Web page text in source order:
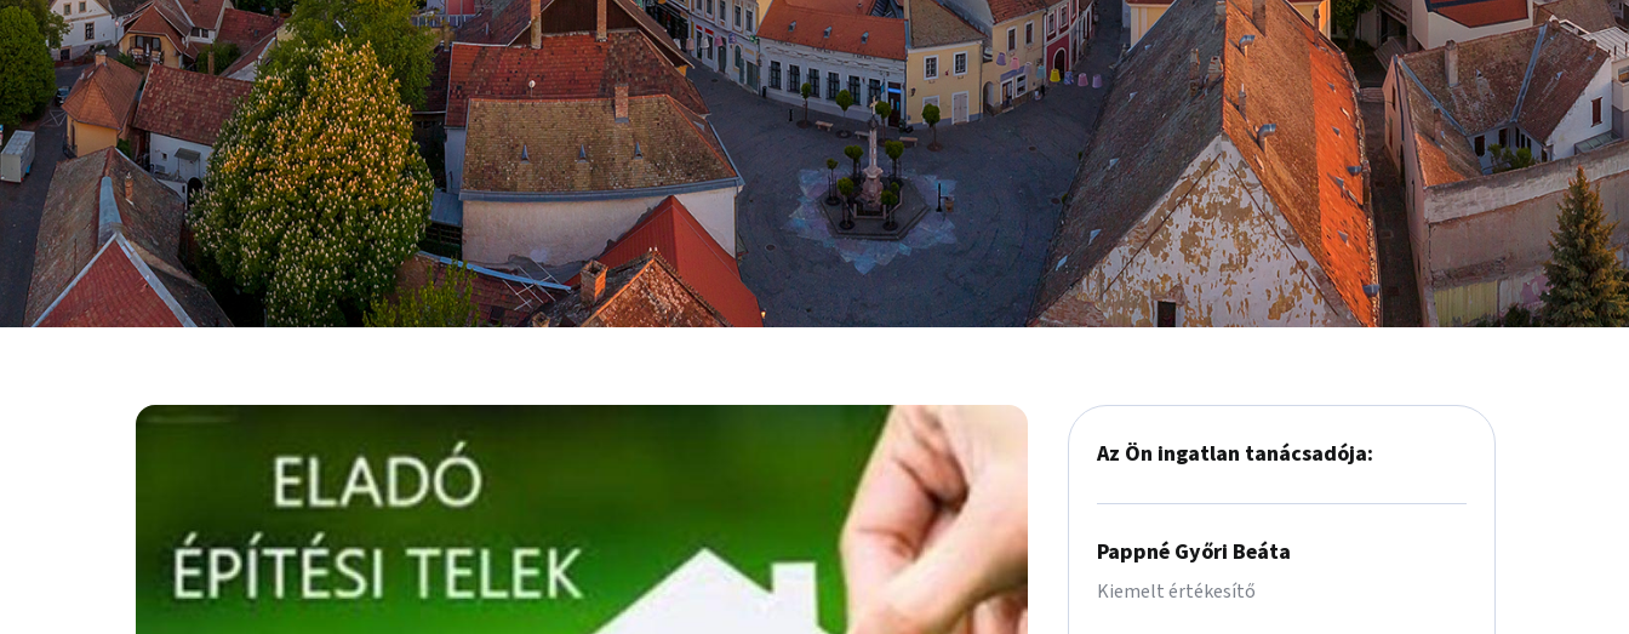
Az Ön ingatlan tanácsadója:
Pappné Győri Beáta
Kiemelt értékesítő